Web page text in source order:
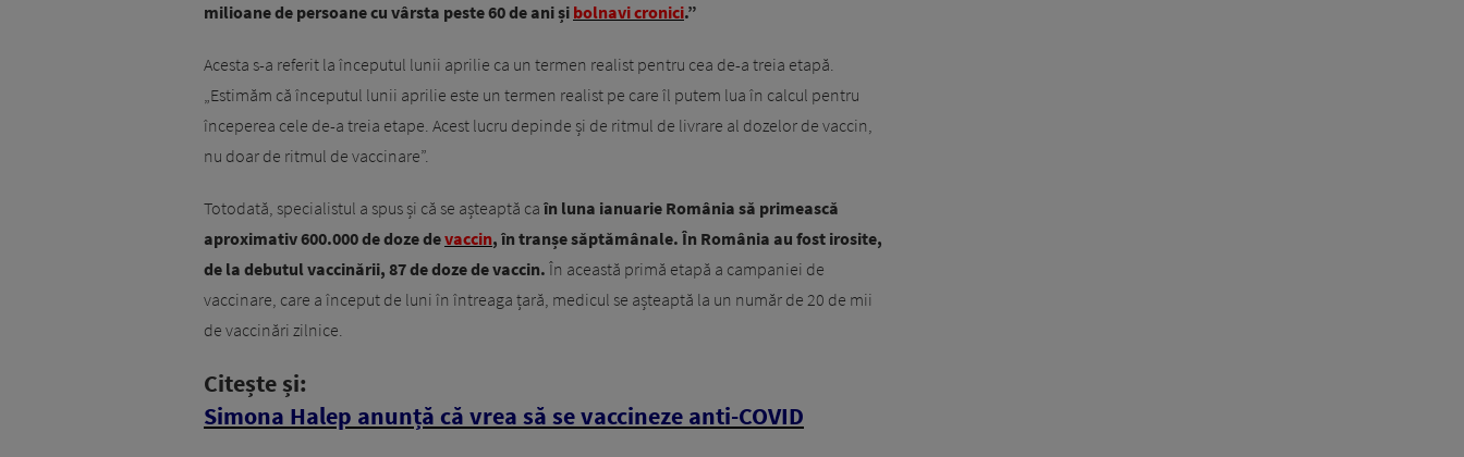
milioane de persoane cu vârsta peste 60 de ani și bolnavi cronici.”
Acesta s-a referit la începutul lunii aprilie ca un termen realist pentru cea de-a treia etapă.
„Estimăm că începutul lunii aprilie este un termen realist pe care îl putem lua în calcul pentru
începerea cele de-a treia etape. Acest lucru depinde și de ritmul de livrare al dozelor de vaccin,
nu doar de ritmul de vaccinare”.
Totodată, specialistul a spus și că se așteaptă ca în luna ianuarie România să primească
aproximativ 600.000 de doze devaccin, în tranșe săptămânale. În România au fost irosite,
de la debutul vaccinării, 87 de doze de vaccin. În această primă etapă a campaniei de
vaccinare, care a început de luni în întreaga țară, medicul se așteaptă la un număr de 20 de mii
de vaccinări zilnice.
Citește și:
Simona Halep anunță că vrea să se vaccineze anti-COVID